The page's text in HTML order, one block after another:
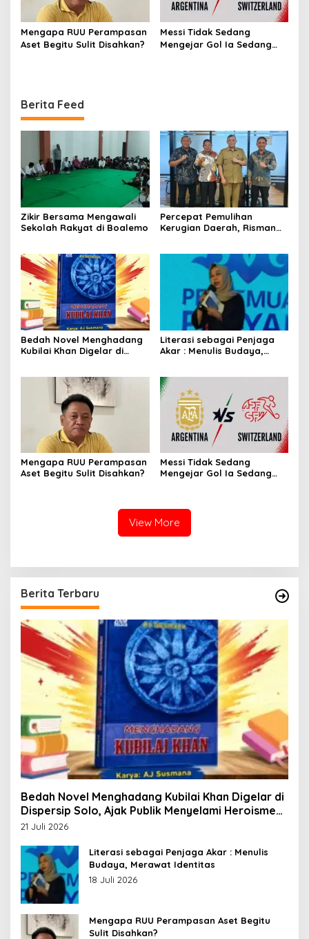
Mengapa RUU Perampasan
Aset Begitu Sulit Disahkan?
Messi Tidak Sedang
Mengejar Gol Ia Sedang
Berita Feed
Zikir Bersama Mengawali
Sekolah Rakyat di Boalemo
Percepat Pemulihan
Kerugian Daerah, Risman
dan Pemkot Bandung
Bedah Novel Menghadang
Kubilai Khan Digelar di
Leluhur Nusantara
Literasi sebagai Penjaga
Akar : Menulis Budaya,
Mengapa RUU Perampasan
Aset Begitu Sulit Disahkan?
Messi Tidak Sedang
Mengejar Gol Ia Sedang
View More
Berita Terbaru
Bedah Novel Menghadang Kubilai Khan Digelar di
Dispersip Solo, Ajak Publik Menyelami Heroisme
Leluhur Nusantara
21 Juli 2026
Literasi sebagai Penjaga Akar : Menulis
Budaya, Merawat Identitas
18 Juli 2026
Mengapa RUU Perampasan Aset Begitu
Sulit Disahkan?